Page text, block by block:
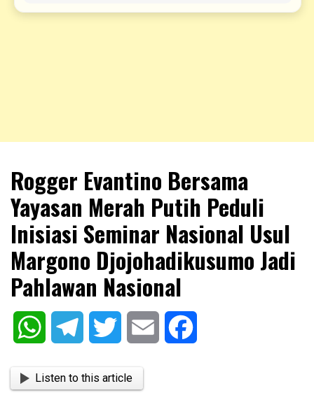
NKRIPOST
Rogger Evantino Bersama
Yayasan Merah Putih Peduli
Inisiasi Seminar Nasional Usul
Margono Djojohadikusumo Jadi
Pahlawan Nasional
WhatsAppTelegram Twitter Email
Listen to this article